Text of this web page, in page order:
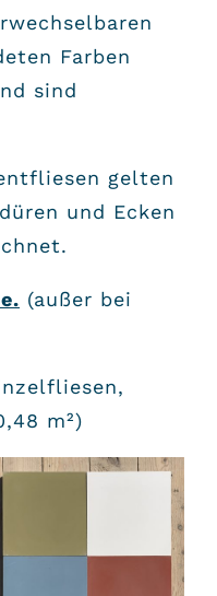
Farben
sind
gelten
und Ecken
(außer bei
m²)